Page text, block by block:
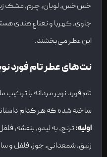
خس‌خس، لوبان، چرم، مشک
جاوی، کهربا و نعناع هندی
این عطر می‌بخشند.
نت‌های عطر تام فورد
تام فورد نویر مردانه با ترکیب
ساخته شده که هر کدام
اولیه:ترنج، به لیمو، بنفشه،
زنبق، شمعدانی، جوز، فلفل و